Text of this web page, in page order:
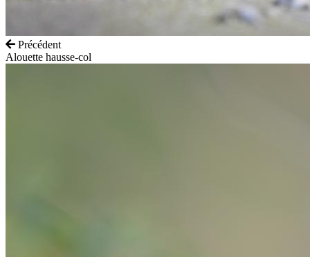
Précédent
Alouette hausse-col